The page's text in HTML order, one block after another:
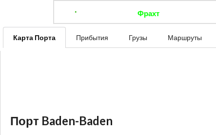
Фрахт
Карта Порта Прибытия Грузы Маршруты
Порт Baden-Baden